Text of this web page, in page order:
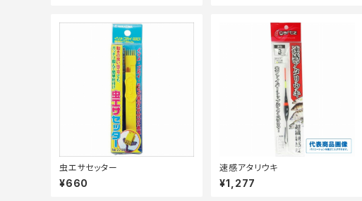
虫エサセッター
¥660
速感アタリウキ
¥1,277